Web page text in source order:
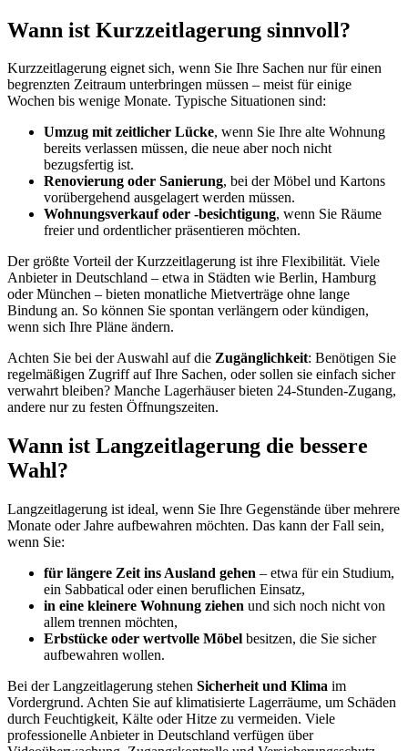
Wann ist Kurzzeitlagerung sinnvoll?
Kurzzeitlagerung eignet sich, wenn Sie Ihre Sachen nur für einen
begrenzten Zeitraum unterbringen müssen – meist für einige
Wochen bis wenige Monate. Typische Situationen sind:
Umzug mit zeitlicher Lücke, wenn Sie Ihre alte Wohnung
bereits verlassen müssen, die neue aber noch nicht
bezugsfertig ist.
Renovierung oder Sanierung, bei der Möbel und Kartons
vorübergehend ausgelagert werden müssen.
Wohnungsverkauf oder -besichtigung, wenn Sie Räume
freier und ordentlicher präsentieren möchten.
Der größte Vorteil der Kurzzeitlagerung ist ihre Flexibilität. Viele
Anbieter in Deutschland – etwa in Städten wie Berlin, Hamburg
oder München – bieten monatliche Mietverträge ohne lange
Bindung an. So können Sie spontan verlängern oder kündigen,
wenn sich Ihre Pläne ändern.
Achten Sie bei der Auswahl auf die Zugänglichkeit: Benötigen Sie
regelmäßigen Zugriff auf Ihre Sachen, oder sollen sie einfach sicher
verwahrt bleiben? Manche Lagerhäuser bieten 24-Stunden-Zugang,
andere nur zu festen Öffnungszeiten.
Wann ist Langzeitlagerung die bessere
Wahl?
Langzeitlagerung ist ideal, wenn Sie Ihre Gegenstände über mehrere
Monate oder Jahre aufbewahren möchten. Das kann der Fall sein,
wenn Sie:
für längere Zeit ins Ausland gehen – etwa für ein Studium,
ein Sabbatical oder einen beruflichen Einsatz,
in eine kleinere Wohnung ziehen und sich noch nicht von
allem trennen möchten,
Erbstücke oder wertvolle Möbel besitzen, die Sie sicher
aufbewahren wollen.
Bei der Langzeitlagerung stehen Sicherheit und Klima im
Vordergrund. Achten Sie auf klimatisierte Lagerräume, um Schäden
durch Feuchtigkeit, Kälte oder Hitze zu vermeiden. Viele
professionelle Anbieter in Deutschland verfügen über